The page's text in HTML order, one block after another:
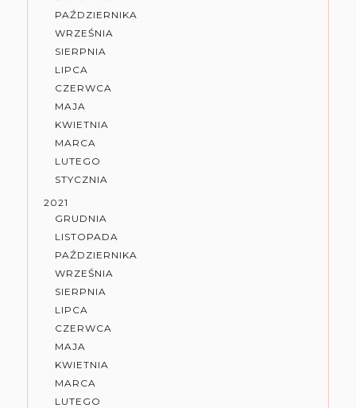
PAŹDZIERNIKA
WRZEŚNIA
SIERPNIA
LIPCA
CZERWCA
MAJA
KWIETNIA
MARCA
LUTEGO
STYCZNIA
2021
GRUDNIA
LISTOPADA
PAŹDZIERNIKA
WRZEŚNIA
SIERPNIA
LIPCA
CZERWCA
MAJA
KWIETNIA
MARCA
LUTEGO